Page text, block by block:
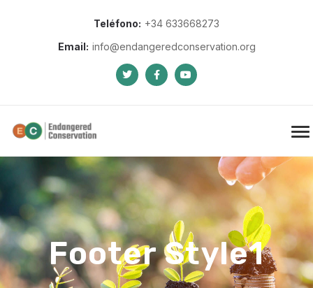
Teléfono: +34 633668273
Email: info@endangeredconservation.org
Footer Style1